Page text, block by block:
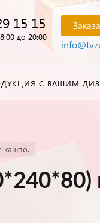
15 15
до 20:00
С ВАШИМ
кашпо.